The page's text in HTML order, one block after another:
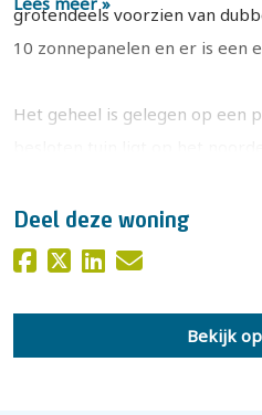
grotendeels voorzien van
10 zonnepanelen en er is een
Het geheel is gelegen op een
parkeergelegenheid op eigen
garage is een houtopslag en
waar je heerlijk beschut kunt
De woning ligt op een fraaie
Deel deze woning
Bekijk